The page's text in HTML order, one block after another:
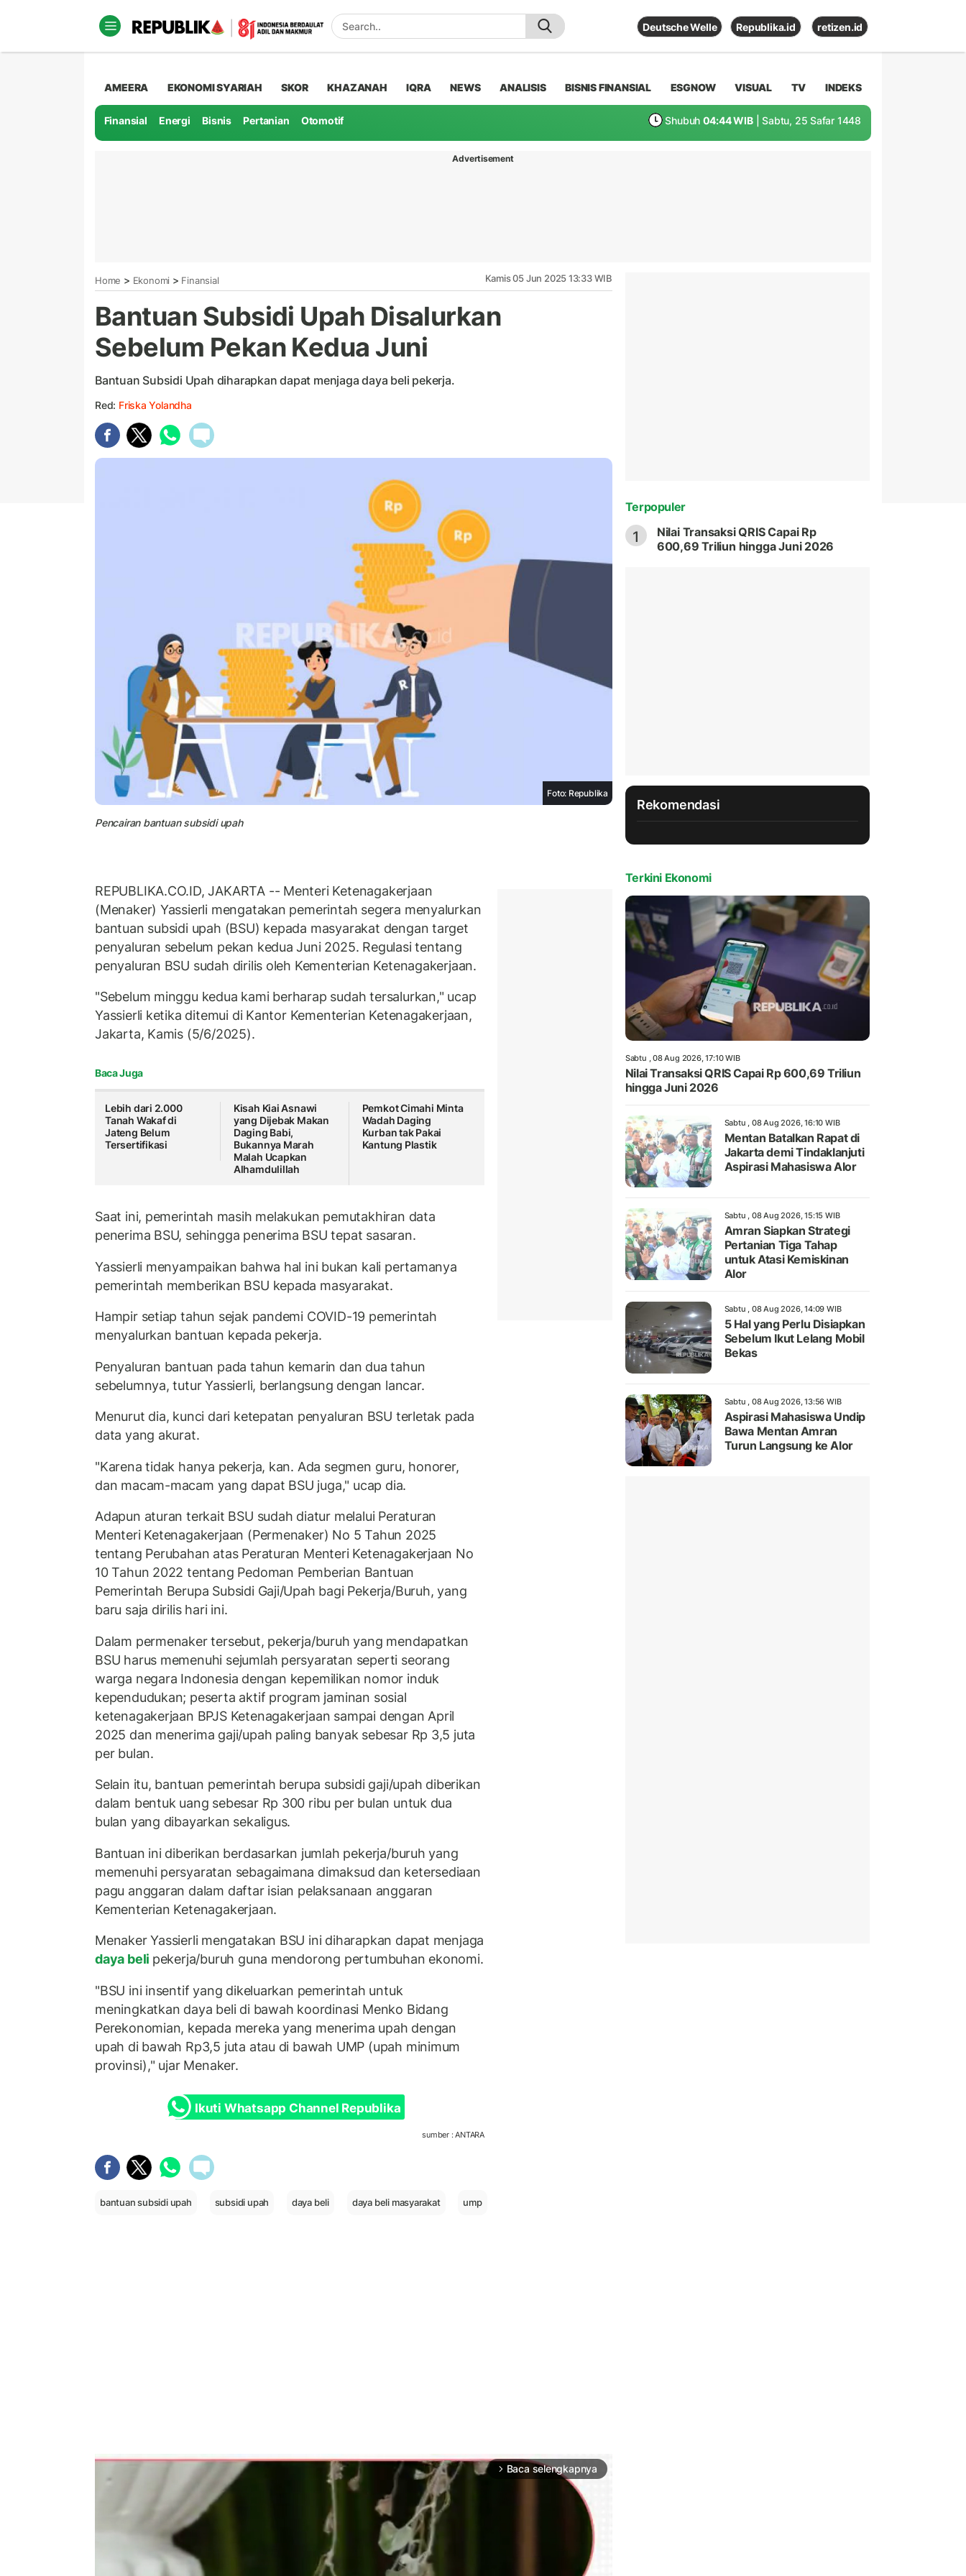
Deutsche Welle Republika.id retizen.id
AMEERA EKONOMI SYARIAH SKOR KHAZANAH IQRA NEWS ANALISIS BISNIS FINANSIAL ESGNOW VISUAL TV INDEKS
Finansial Energi Bisnis Pertanian Otomotif Shubuh 04:44 WIB | Sabtu, 25 Safar 1448
Advertisement
Home > Ekonomi > Finansial Kamis 05 Jun 2025 13:33 WIB
Bantuan Subsidi Upah Disalurkan
Sebelum Pekan Kedua Juni
Bantuan Subsidi Upah diharapkan dapat menjaga daya beli pekerja.
Red: Friska Yolandha
Foto: Republika
Pencairan bantuan subsidi upah
REPUBLIKA.CO.ID, JAKARTA -- Menteri Ketenagakerjaan
(Menaker) Yassierli mengatakan pemerintah segera menyalurkan
bantuan subsidi upah (BSU) kepada masyarakat dengan target
penyaluran sebelum pekan kedua Juni 2025. Regulasi tentang
penyaluran BSU sudah dirilis oleh Kementerian Ketenagakerjaan.
"Sebelum minggu kedua kami berharap sudah tersalurkan," ucap
Yassierli ketika ditemui di Kantor Kementerian Ketenagakerjaan,
Jakarta, Kamis (5/6/2025).
Baca Juga
Lebih dari 2.000
Tanah Wakaf di
Jateng Belum
Tersertifikasi
Kisah Kiai Asnawi
yang Dijebak Makan
Daging Babi,
Bukannya Marah
Malah Ucapkan
Alhamdulillah
Pemkot Cimahi Minta
Wadah Daging
Kurban tak Pakai
Kantung Plastik
Saat ini, pemerintah masih melakukan pemutakhiran data
penerima BSU, sehingga penerima BSU tepat sasaran.
Yassierli menyampaikan bahwa hal ini bukan kali pertamanya
pemerintah memberikan BSU kepada masyarakat.
Hampir setiap tahun sejak pandemi COVID-19 pemerintah
menyalurkan bantuan kepada pekerja.
Penyaluran bantuan pada tahun kemarin dan dua tahun
sebelumnya, tutur Yassierli, berlangsung dengan lancar.
Menurut dia, kunci dari ketepatan penyaluran BSU terletak pada
data yang akurat.
"Karena tidak hanya pekerja, kan. Ada segmen guru, honorer,
dan macam-macam yang dapat BSU juga," ucap dia.
Adapun aturan terkait BSU sudah diatur melalui Peraturan
Menteri Ketenagakerjaan (Permenaker) No 5 Tahun 2025
tentang Perubahan atas Peraturan Menteri Ketenagakerjaan No
10 Tahun 2022 tentang Pedoman Pemberian Bantuan
Pemerintah Berupa Subsidi Gaji/Upah bagi Pekerja/Buruh, yang
baru saja dirilis hari ini.
Dalam permenaker tersebut, pekerja/buruh yang mendapatkan
BSU harus memenuhi sejumlah persyaratan seperti seorang
warga negara Indonesia dengan kepemilikan nomor induk
kependudukan; peserta aktif program jaminan sosial
ketenagakerjaan BPJS Ketenagakerjaan sampai dengan April
2025 dan menerima gaji/upah paling banyak sebesar Rp 3,5 juta
per bulan.
Selain itu, bantuan pemerintah berupa subsidi gaji/upah diberikan
dalam bentuk uang sebesar Rp 300 ribu per bulan untuk dua
bulan yang dibayarkan sekaligus.
Bantuan ini diberikan berdasarkan jumlah pekerja/buruh yang
memenuhi persyaratan sebagaimana dimaksud dan ketersediaan
pagu anggaran dalam daftar isian pelaksanaan anggaran
Kementerian Ketenagakerjaan.
Menaker Yassierli mengatakan BSU ini diharapkan dapat menjaga
daya beli pekerja/buruh guna mendorong pertumbuhan ekonomi.
"BSU ini insentif yang dikeluarkan pemerintah untuk
meningkatkan daya beli di bawah koordinasi Menko Bidang
Perekonomian, kepada mereka yang menerima upah dengan
upah di bawah Rp3,5 juta atau di bawah UMP (upah minimum
provinsi)," ujar Menaker.
Ikuti Whatsapp Channel Republika
sumber : ANTARA
bantuan subsidi upah subsidi upah daya beli daya beli masyarakat ump
arrow_forward_ios Baca selengkapnya
Terpopuler
1
Nilai Transaksi QRIS Capai Rp
600,69 Triliun hingga Juni 2026
Rekomendasi
Terkini Ekonomi
Sabtu , 08 Aug 2026, 17:10 WIB
Nilai Transaksi QRIS Capai Rp 600,69 Triliun
hingga Juni 2026
Sabtu , 08 Aug 2026, 16:10 WIB
Mentan Batalkan Rapat di
Jakarta demi Tindaklanjuti
Aspirasi Mahasiswa Alor
Sabtu , 08 Aug 2026, 15:15 WIB
Amran Siapkan Strategi
Pertanian Tiga Tahap
untuk Atasi Kemiskinan
Alor
Sabtu , 08 Aug 2026, 14:09 WIB
5 Hal yang Perlu Disiapkan
Sebelum Ikut Lelang Mobil
Bekas
Sabtu , 08 Aug 2026, 13:56 WIB
Aspirasi Mahasiswa Undip
Bawa Mentan Amran
Turun Langsung ke Alor